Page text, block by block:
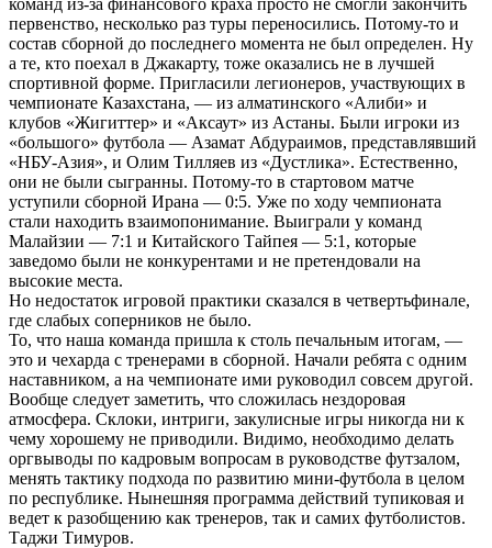
первенство, несколько раз туры переносились. Потому-то и
состав сборной до последнего момента не был определен. Ну
а те, кто поехал в Джакарту, тоже оказались не в лучшей
спортивной форме. Пригласили легионеров, участвующих в
чемпионате Казахстана, — из алматинского «Алиби» и
клубов «Жигиттер» и «Аксаут» из Астаны. Были игроки из
«большого» футбола — Азамат Абдураимов, представлявший
«НБУ-Азия», и Олим Тилляев из «Дустлика». Естественно,
они не были сыгранны. Потому-то в стартовом матче
уступили сборной Ирана — 0:5. Уже по ходу чемпионата
стали находить взаимопонимание. Выиграли у команд
Малайзии — 7:1 и Китайского Тайпея — 5:1, которые
заведомо были не конкурентами и не претендовали на
высокие места.
Но недостаток игровой практики сказался в четвертьфинале,
где слабых соперников не было.
То, что наша команда пришла к столь печальным итогам, —
это и чехарда с тренерами в сборной. Начали ребята с одним
наставником, а на чемпионате ими руководил совсем другой.
Вообще следует заметить, что сложилась нездоровая
атмосфера. Склоки, интриги, закулисные игры никогда ни к
чему хорошему не приводили. Видимо, необходимо делать
оргвыводы по кадровым вопросам в руководстве футзалом,
менять тактику подхода по развитию мини-футбола в целом
по республике. Нынешняя программа действий тупиковая и
ведет к разобщению как тренеров, так и самих футболистов.
Таджи Тимуров.